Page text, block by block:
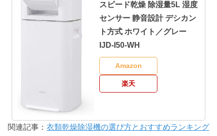
スピード乾燥 除湿量5L 湿度
センサー 静音設計 デシカン
ト方式 ホワイト／グレー
IJD-I50-WH
Amazon
楽天
関連記事： 衣類乾燥除湿機の選び方とおすすめランキング